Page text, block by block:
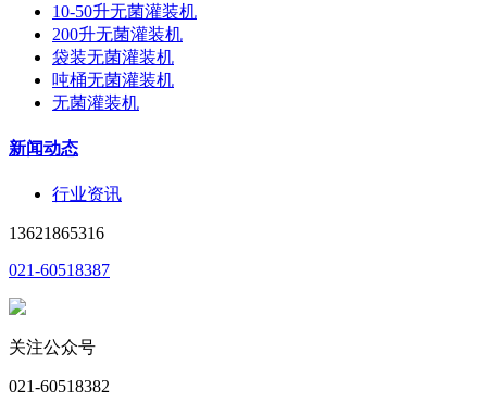
10-50升无菌灌装机
200升无菌灌装机
袋装无菌灌装机
吨桶无菌灌装机
无菌灌装机
新闻动态
行业资讯
13621865316
021-60518387
关注公众号
021-60518382